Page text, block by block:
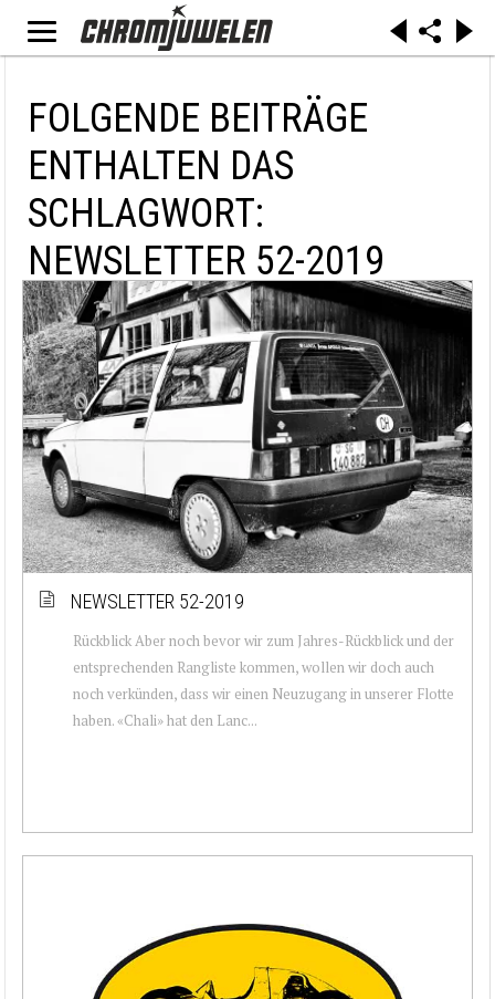
FOLGENDE BEITRÄGE
ENTHALTEN DAS
SCHLAGWORT:
NEWSLETTER 52-2019
NEWSLETTER 52-2019
Rückblick Aber noch bevor wir zum Jahres-Rückblick und der
entsprechenden Rangliste kommen, wollen wir doch auch
noch verkünden, dass wir einen Neuzugang in unserer Flotte
haben. «Chali» hat den Lanc...